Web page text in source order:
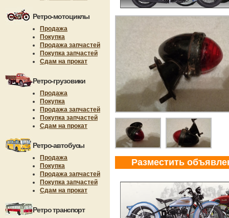
Ретро-мотоциклы
Продажа
Покупка
Продажа запчастей
Покупка запчастей
Сдам на прокат
Ретро-грузовики
Продажа
Покупка
Продажа запчастей
Покупка запчастей
Сдам на прокат
Ретро-автобусы
Продажа
Покупка
Продажа запчастей
Покупка запчастей
Сдам на прокат
Ретро транспорт
Разместить